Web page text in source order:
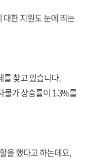
대한 지원도 눈에 띄는
를 찾고 있습니다.
물가 상승률이 1.3%를
을 했다고 하는데요,